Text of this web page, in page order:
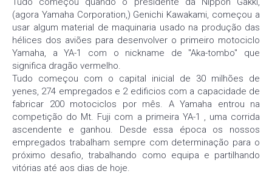
(agora Yamaha Corporation,) Genichi Kawakami, começou a
usar algum material de maquinaria usado na produção das
hélices dos aviões para desenvolver o primeiro motociclo
Yamaha, a YA-1 com o nickname de "Aka-tombo" que
significa dragão vermelho.
Tudo começou com o capital inicial de 30 milhões de
yenes, 274 empregados e 2 edificios com a capacidade de
fabricar 200 motociclos por mês. A Yamaha entrou na
competição do Mt. Fuji com a primeira YA-1 , uma corrida
ascendente e ganhou. Desde essa época os nossos
empregados trabalham sempre com determinação para o
próximo desafio, trabalhando como equipa e partilhando
vitórias até aos dias de hoje.